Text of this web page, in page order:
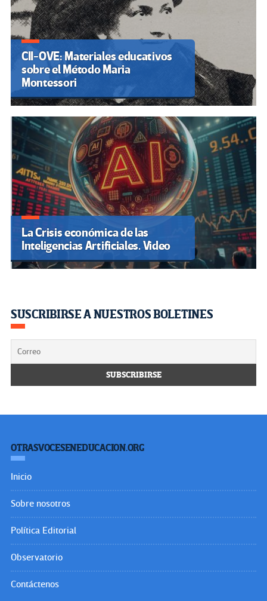
CII-OVE: Materiales educativos
sobre el Método Maria
Montessori
La Crisis económica de las
Inteligencias Artificiales. Video
SUSCRIBIRSE A NUESTROS BOLETINES
OTRASVOCESENEDUCACION.ORG
Inicio
Sobre nosotros
Política Editorial
Observatorio
Contáctenos